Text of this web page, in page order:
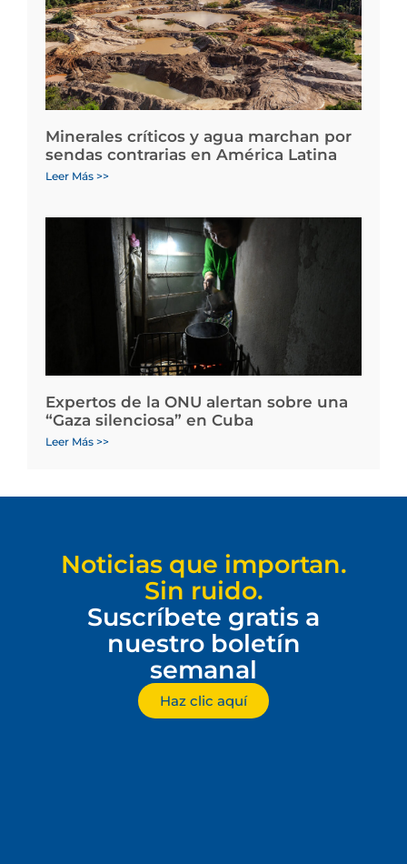
Minerales críticos y agua marchan por
sendas contrarias en América Latina
Leer Más >>
Expertos de la ONU alertan sobre una
“Gaza silenciosa” en Cuba
Leer Más >>
Noticias que importan.
Sin ruido.
Suscríbete gratis a
nuestro boletín
semanal
Haz clic aquí